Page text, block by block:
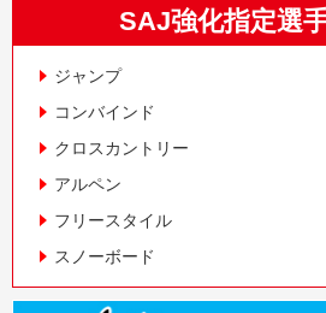
SAJ強化指定選
ジャンプ
コンバインド
クロスカントリー
アルペン
フリースタイル
スノーボード